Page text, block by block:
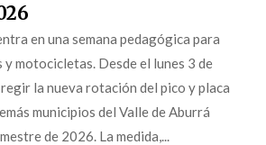
en una semana pedagógica para
motocicletas. Desde el lunes 3 de
la nueva rotación del pico y placa
municipios del Valle de Aburrá
de 2026. La medida,...